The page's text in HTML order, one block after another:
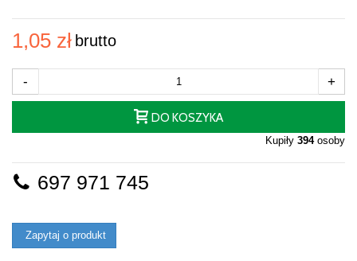
1,05 zł brutto
- +
DO KOSZYKA
Kupiły 394osoby
697 971 745
Zapytaj o produkt